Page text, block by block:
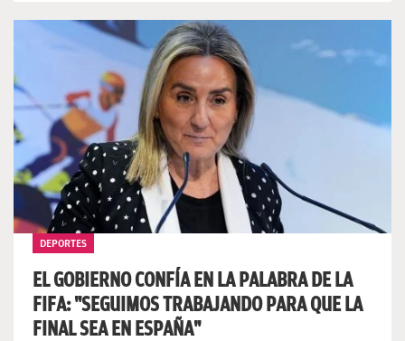
DEPORTES
EL GOBIERNO CONFÍA EN LA PALABRA DE LA
FIFA: "SEGUIMOS TRABAJANDO PARA QUE LA
FINAL SEA EN ESPAÑA"